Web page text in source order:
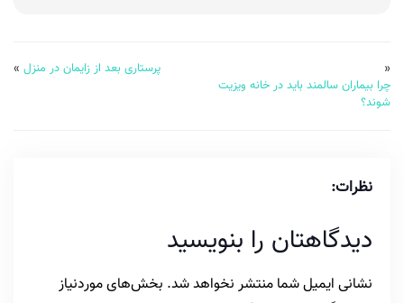
«
چرا بیماران سالمند باید در خانه ویزیت
شوند؟
پرستاری بعد از زایمان در منزل »
نظرات:
دیدگاهتان را بنویسید
نشانی ایمیل شما منتشر نخواهد شد. بخش‌های موردنیاز